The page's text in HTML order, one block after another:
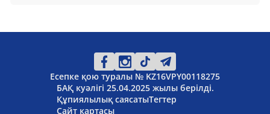
Есепке қою туралы № KZ16VPY00118275
БАҚ куәлігі 25.04.2025 жылы берілді.
Құпиялылық саясатыТегтер
Сайт картасы